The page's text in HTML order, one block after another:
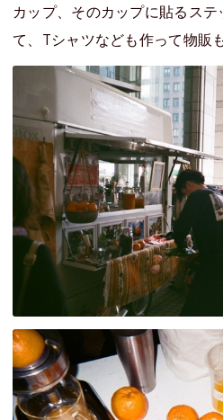
カップ、そのカップに貼るス
て、Tシャツなども作って物販